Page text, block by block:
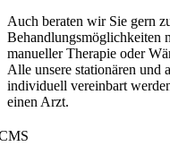
Auch beraten wir Sie gern
Behandlungsmöglichkeiten
manueller Therapie oder
Alle unsere stationären und
individuell vereinbart
einen Arzt.